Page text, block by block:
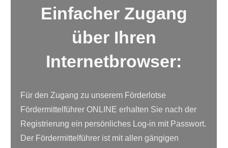
Einfacher Zugang
über Ihren
Internetbrowser:
Für den Zugang zu unserem Förderlotse
Fördermittelführer ONLINE erhalten Sie nach der
Registrierung ein persönliches Log-in mit Passwort.
Der Fördermittelführer ist mit allen gängigen